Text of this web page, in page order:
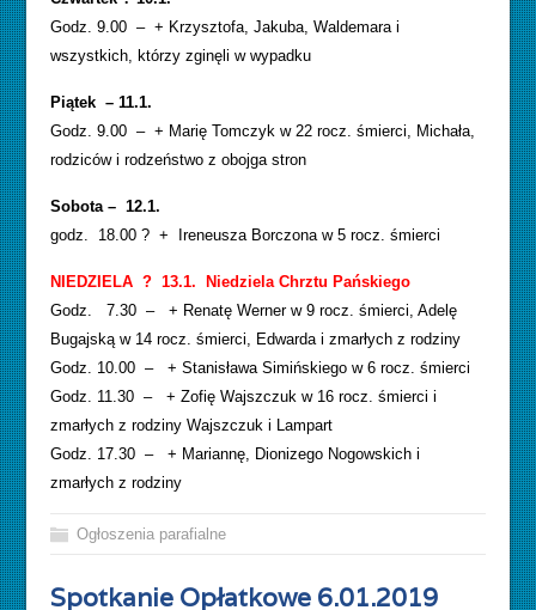
Godz. 9.00 – + Krzysztofa, Jakuba, Waldemara i
wszystkich, którzy zginęli w wypadku
Piątek – 11.1.
Godz. 9.00 – + Marię Tomczyk w 22 rocz. śmierci, Michała,
rodziców i rodzeństwo z obojga stron
Sobota – 12.1.
godz. 18.00 ? + Ireneusza Borczona w 5 rocz. śmierci
NIEDZIELA ? 13.1. Niedziela Chrztu Pańskiego
Godz. 7.30 – + Renatę Werner w 9 rocz. śmierci, Adelę
Bugajską w 14 rocz. śmierci, Edwarda i zmarłych z rodziny
Godz. 10.00 – + Stanisława Simińskiego w 6 rocz. śmierci
Godz. 11.30 – + Zofię Wajszczuk w 16 rocz. śmierci i
zmarłych z rodziny Wajszczuk i Lampart
Godz. 17.30 – + Mariannę, Dionizego Nogowskich i
zmarłych z rodziny
Ogłoszenia parafialne
Spotkanie Opłatkowe 6.01.2019